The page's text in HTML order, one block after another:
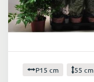
P15 cm 55 cm